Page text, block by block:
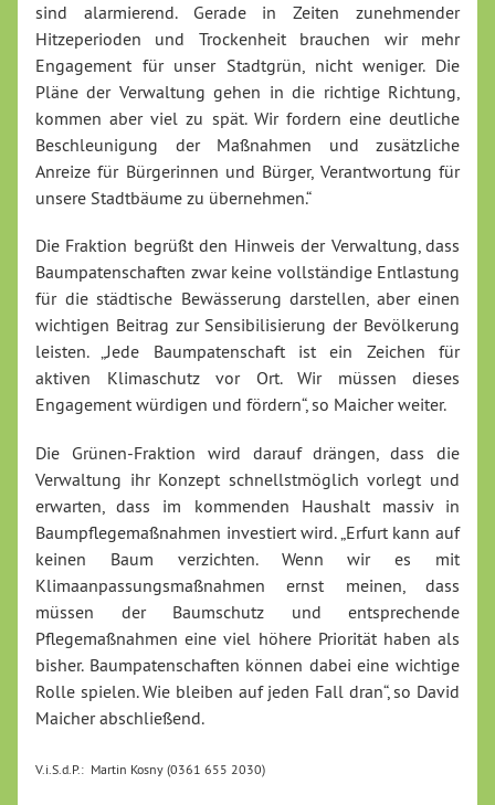
sind alarmierend. Gerade in Zeiten zunehmender
Hitzeperioden und Trockenheit brauchen wir mehr
Engagement für unser Stadtgrün, nicht weniger. Die
Pläne der Verwaltung gehen in die richtige Richtung,
kommen aber viel zu spät. Wir fordern eine deutliche
Beschleunigung der Maßnahmen und zusätzliche
Anreize für Bürgerinnen und Bürger, Verantwortung für
unsere Stadtbäume zu übernehmen.“
Die Fraktion begrüßt den Hinweis der Verwaltung, dass
Baumpatenschaften zwar keine vollständige Entlastung
für die städtische Bewässerung darstellen, aber einen
wichtigen Beitrag zur Sensibilisierung der Bevölkerung
leisten. „Jede Baumpatenschaft ist ein Zeichen für
aktiven Klimaschutz vor Ort. Wir müssen dieses
Engagement würdigen und fördern“, so Maicher weiter.
Die Grünen-Fraktion wird darauf drängen, dass die
Verwaltung ihr Konzept schnellstmöglich vorlegt und
erwarten, dass im kommenden Haushalt massiv in
Baumpflegemaßnahmen investiert wird. „Erfurt kann auf
keinen Baum verzichten. Wenn wir es mit
Klimaanpassungsmaßnahmen ernst meinen, dass
müssen der Baumschutz und entsprechende
Pflegemaßnahmen eine viel höhere Priorität haben als
bisher. Baumpatenschaften können dabei eine wichtige
Rolle spielen. Wie bleiben auf jeden Fall dran“, so David
Maicher abschließend.
V.i.S.d.P.: Martin Kosny (0361 655 2030)